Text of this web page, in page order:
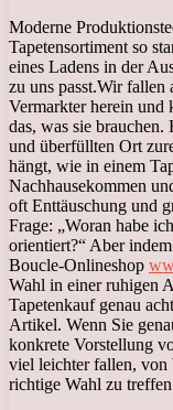
Moderne
Tapetensortiment so
eines Ladens in der
zu uns passt.Wir fallen
Vermarkter herein und
das, was sie brauchen.
und überfüllten Ort
hängt, wie in einem
Nachhausekommen
oft Enttäuschung und
Frage: „Woran habe
orientiert?“ Aber
Boucle-Onlineshop
Wahl in einer ruhigen
Tapetenkauf genau
Artikel. Wenn Sie
konkrete Vorstellung
viel leichter fallen, von
richtige Wahl zu